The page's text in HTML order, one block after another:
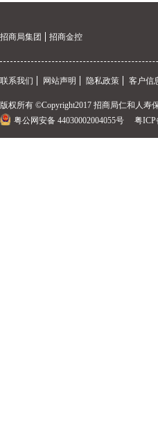
招商局集团 招商金控
联系我们 网站声明 隐私政策 客户信
版权所有 ©Copyright2017 招商局仁和人寿
粤公网安备 44030002004055号
粤ICP